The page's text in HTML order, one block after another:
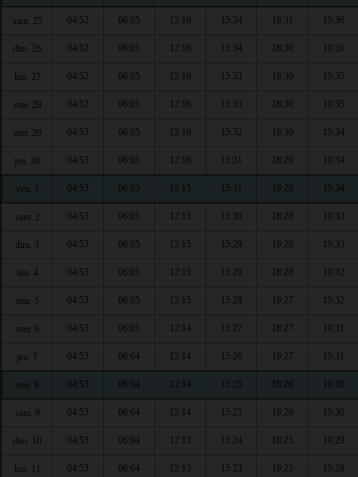
sam. 25 04:52 06:05 12:16 15:34 18:31 19:36
dim. 26 04:52 06:05 12:16 15:34 18:30 19:36
lun. 27 04:52 06:05 12:16 15:33 18:30 19:35
mar. 28 04:52 06:05 12:16 15:33 18:30 19:35
mer. 29 04:53 06:05 12:16 15:32 18:30 19:34
jeu. 30 04:53 06:05 12:16 15:31 18:29 19:34
ven. 1 04:53 06:05 12:15 15:31 18:29 19:34
sam. 2 04:53 06:05 12:15 15:30 18:28 19:33
dim. 3 04:53 06:05 12:15 15:29 18:28 19:33
lun. 4 04:53 06:05 12:15 15:29 18:28 19:32
mar. 5 04:53 06:05 12:15 15:28 18:27 19:32
mer. 6 04:53 06:05 12:14 15:27 18:27 19:31
jeu. 7 04:53 06:04 12:14 15:26 18:27 19:31
ven. 8 04:53 06:04 12:14 15:25 18:26 19:30
sam. 9 04:53 06:04 12:14 15:25 18:26 19:30
dim. 10 04:53 06:04 12:13 15:24 18:25 19:29
lun. 11 04:53 06:04 12:13 15:23 18:25 19:28